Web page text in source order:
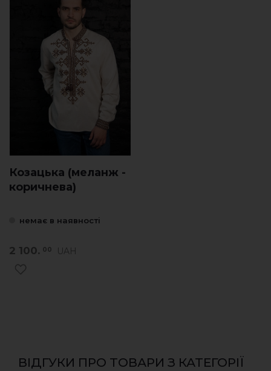
Козацька (меланж -
коричнева)
немає в наявності
2 100. 00 UAH
ВІДГУКИ ПРО ТОВАРИ З КАТЕГОРІЇ